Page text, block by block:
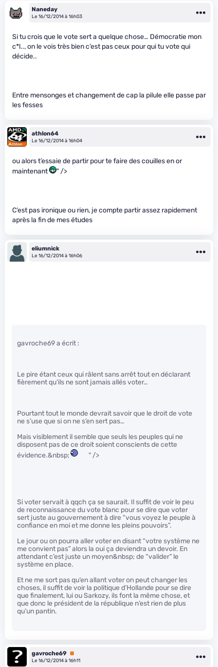
Naneday
Le 16/12/2014 à 16h03
Si tu crois que le vote sert a quelque chose… Démocratie mon
c*l.., on le vois très bien c’est pas ceux pour qui tu vote qui
décide..
Entre mensonges et changement de cap la pilule elle passe par
les fesses
athlon64
Le 16/12/2014 à 16h04
ou alors t’essaie de partir pour te faire des couilles en or
maintenant
" />
C’est pas ironique ou rien, je compte partir assez rapidement
après la fin de mes études
eliumnick
Le 16/12/2014 à 16h06
gavroche69 a écrit :
Le pire étant ceux qui râlent sans arrêt tout en déclarant
fièrement qu’ils ne sont jamais allés voter…
Pourtant tout le monde devrait savoir que le droit de vote
ne s’use que si on ne s’en sert pas…
Mais visiblement il semble que seuls les peuples qui ne
disposent pas de ce droit soient conscients de cette
évidence.&nbsp;
" />
Si voter servait à qqch ça se saurait. Il suffit de voir le peu
de reconnaissance du vote blanc pour se dire que voter
sert juste au gouvernement à dire “vous voyez le peuple à
confiance en moi et me donne les pleins pouvoirs”.
Le jour ou on pourra aller voter en disant “votre système ne
me convient pas” alors la oui ça deviendra un devoir. En
attendant c’est juste un moyen&nbsp; de “valider” le
système en place.
Et ne me sort pas qu’en allant voter on peut changer les
choses, il suffit de voir la politique d’Hollande pour se dire
que finalement, lui ou Sarkozy, ils font la même chose, et
que donc le président de la république n’est rien de plus
qu’un pantin.
gavroche69 Premium
Le 16/12/2014 à 16h11